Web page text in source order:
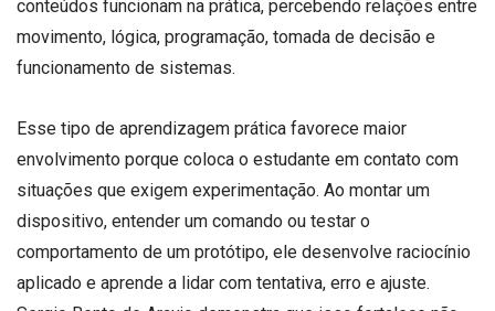
conteúdos funcionam na prática, percebendo relações entre
movimento, lógica, programação, tomada de decisão e
funcionamento de sistemas.
Esse tipo de aprendizagem prática favorece maior
envolvimento porque coloca o estudante em contato com
situações que exigem experimentação. Ao montar um
dispositivo, entender um comando ou testar o
comportamento de um protótipo, ele desenvolve raciocínio
aplicado e aprende a lidar com tentativa, erro e ajuste.